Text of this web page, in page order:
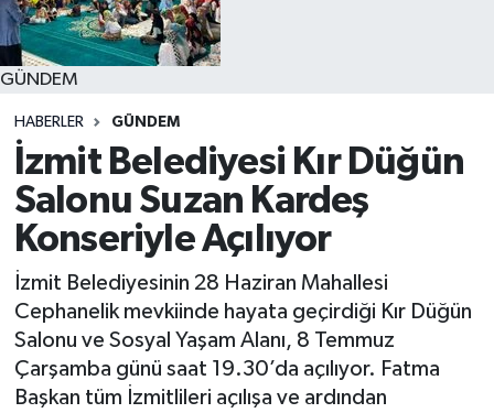
GÜNDEM
HABERLER GÜNDEM
İzmit Belediyesi Kır Düğün
Salonu Suzan Kardeş
Konseriyle Açılıyor
İzmit Belediyesinin 28 Haziran Mahallesi
Cephanelik mevkiinde hayata geçirdiği Kır Düğün
Salonu ve Sosyal Yaşam Alanı, 8 Temmuz
Çarşamba günü saat 19.30’da açılıyor. Fatma
Başkan tüm İzmitlileri açılışa ve ardından